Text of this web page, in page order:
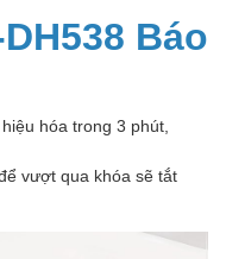
Báo
hóa trong 3 phút,
vượt qua khóa sẽ tắt